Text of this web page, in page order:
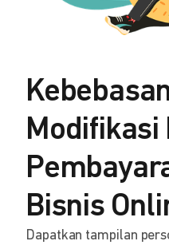
Modifikasi
Bisnis
Dapatkan tampilan